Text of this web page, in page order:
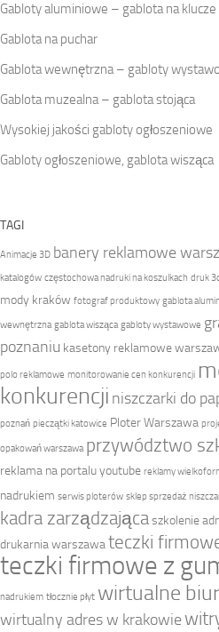
Gabloty aluminiowe – gablota na klucze
Gablota na puchar
Gablota wewnętrzna – gabloty
Gablota muzealna – gablota stojąca
Wysokiej jakości gabloty ogłoszeniowe
Gabloty ogłoszeniowe, gablota wisząca
TAGI
Animacje 3D banery reklamowe
katalogów częstochowa nadruki na koszulkach druk
mody kraków fotograf produktowy gablota
wewnętrzna gablota wisząca gabloty wystawowe
poznaniu kasetony reklamowe
polo reklamowe monitorowanie cen konkurencji
konkurencji niszczarki do
poznań pieczątki katowice Ploter Warszawa
opakowań warszawa przywództwo
reklama na portalu youtube reklamy
nadrukiem serwis ploterów sklep sprzedaż
kadra zarządzającaszkolenie
drukarnia warszawateczki
teczki firmowe z
nadrukiem tłocznie płyt wirtualne
wirtualny adres w krakowie